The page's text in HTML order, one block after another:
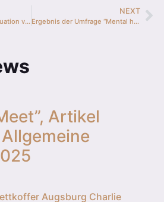
Umfrage “Psychische Situation von Tänzer*innen”
NEXT
Ergebnis der Umfrage “Mental health situation of dancers”
Artikel